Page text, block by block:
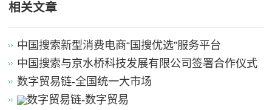
相关文章
中国搜索新型消费电商“国搜优选”服务平台
中国搜索与京水桥科技发展有限公司签署合作仪式
数字贸易链-全国统一大市场
数字贸易链-数字贸易